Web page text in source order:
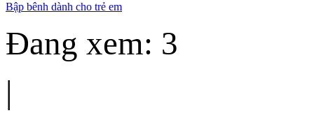
Bập bênh dành cho trẻ em
Đang xem: 3
|